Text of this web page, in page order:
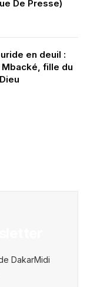
De Presse)
en deuil :
fille du
DakarMidi